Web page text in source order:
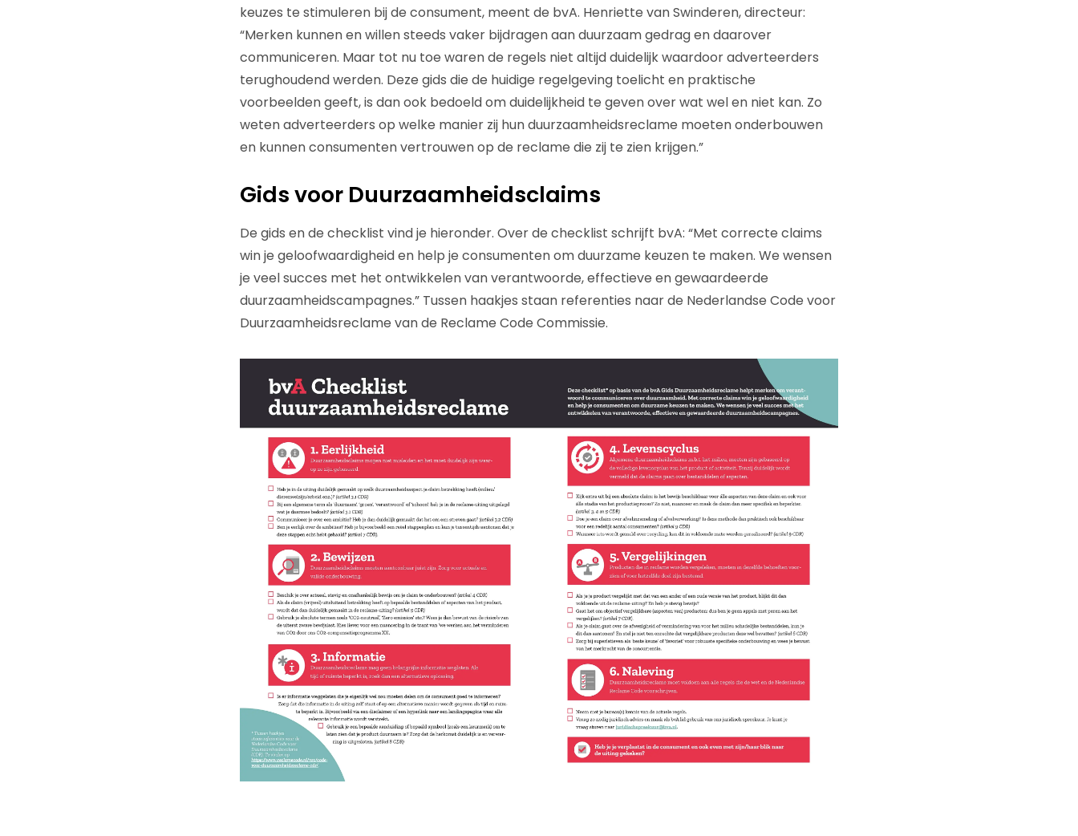
keuzes te stimuleren bij de consument, meent de bvA. Henriette van Swinderen, directeur:
“Merken kunnen en willen steeds vaker bijdragen aan duurzaam gedrag en daarover
communiceren. Maar tot nu toe waren de regels niet altijd duidelijk waardoor adverteerders
terughoudend werden. Deze gids die de huidige regelgeving toelicht en praktische
voorbeelden geeft, is dan ook bedoeld om duidelijkheid te geven over wat wel en niet kan. Zo
weten adverteerders op welke manier zij hun duurzaamheidsreclame moeten onderbouwen
en kunnen consumenten vertrouwen op de reclame die zij te zien krijgen.”
Gids voor Duurzaamheidsclaims
De gids en de checklist vind je hieronder. Over de checklist schrijft bvA: “Met correcte claims
win je geloofwaardigheid en help je consumenten om duurzame keuzen te maken. We wensen
je veel succes met het ontwikkelen van verantwoorde, effectieve en gewaardeerde
duurzaamheidscampagnes.” Tussen haakjes staan referenties naar de Nederlandse Code voor
Duurzaamheidsreclame van de Reclame Code Commissie.